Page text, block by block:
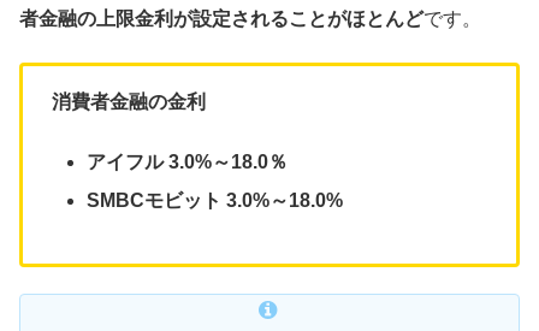
者金融の上限金利が設定されることがほとんどです。
消費者金融の金利
アイフル 3.0%～18.0％
SMBCモビット 3.0%～18.0%